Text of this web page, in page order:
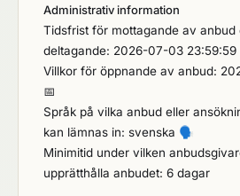
Administrativ information
Tidsfrist för mottagande av anbud
deltagande: 2026-07-03 23:59:59
Villkor för öppnande av anbud:
📅
Språk på vilka anbud eller
kan lämnas in: svenska 🗣️
Minimitid under vilken
upprätthålla anbudet: 6 dagar